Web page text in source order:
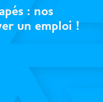
: nos
un emploi !